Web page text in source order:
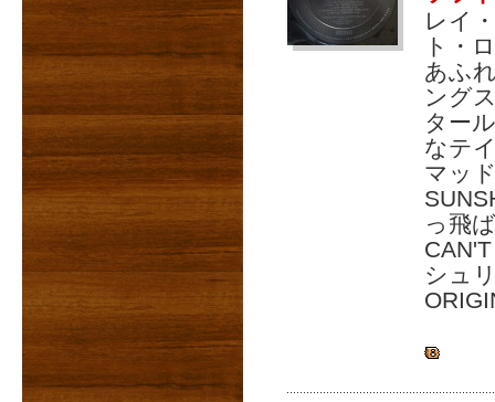
レイ
ト・
あふ
ング
ター
なテ
マッ
っ飛
シュ